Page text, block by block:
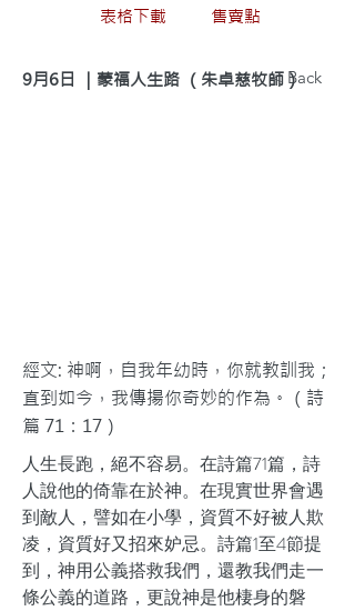
表格下載
售賣點
9月6日 ｜蒙福人生路 （朱卓慈牧師）
< Back
經文: 神啊，自我年幼時，你就教訓我；
直到如今，我傳揚你奇妙的作為。（詩
篇 71：17）
人生長跑，絕不容易。在詩篇71篇，詩
人說他的倚靠在於神。在現實世界會遇
到敵人，譬如在小學，資質不好被人欺
凌，資質好又招來妒忌。詩篇1至4節提
到，神用公義搭救我們，還教我們走一
條公義的道路，更說神是他棲身的磐